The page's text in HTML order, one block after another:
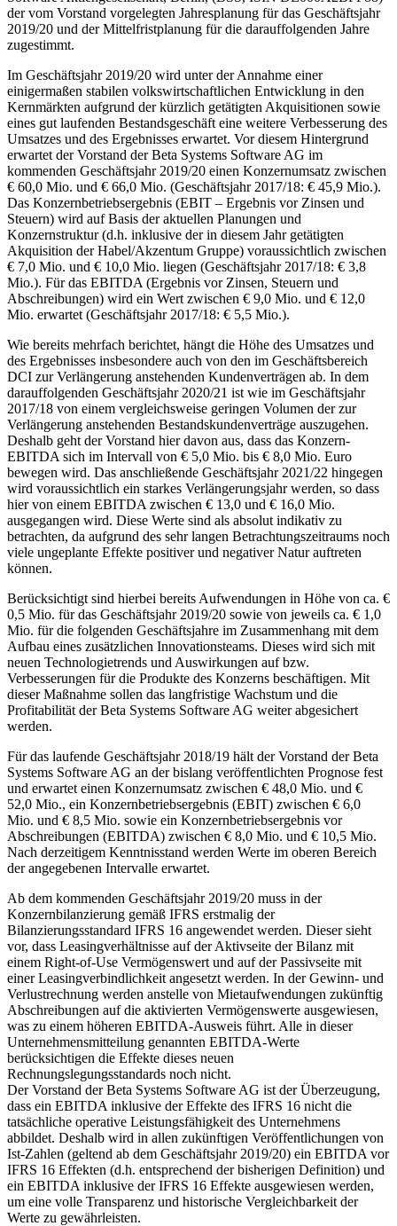
der vom Vorstand vorgelegten Jahresplanung für das Geschäftsjahr
2019/20 und der Mittelfristplanung für die darauffolgenden Jahre
zugestimmt.
Im Geschäftsjahr 2019/20 wird unter der Annahme einer
einigermaßen stabilen volkswirtschaftlichen Entwicklung in den
Kernmärkten aufgrund der kürzlich getätigten Akquisitionen sowie
eines gut laufenden Bestandsgeschäft eine weitere Verbesserung des
Umsatzes und des Ergebnisses erwartet. Vor diesem Hintergrund
erwartet der Vorstand der Beta Systems Software AG im
kommenden Geschäftsjahr 2019/20 einen Konzernumsatz zwischen
€ 60,0 Mio. und € 66,0 Mio. (Geschäftsjahr 2017/18: € 45,9 Mio.).
Das Konzernbetriebsergebnis (EBIT – Ergebnis vor Zinsen und
Steuern) wird auf Basis der aktuellen Planungen und
Konzernstruktur (d.h. inklusive der in diesem Jahr getätigten
Akquisition der Habel/Akzentum Gruppe) voraussichtlich zwischen
€ 7,0 Mio. und € 10,0 Mio. liegen (Geschäftsjahr 2017/18: € 3,8
Mio.). Für das EBITDA (Ergebnis vor Zinsen, Steuern und
Abschreibungen) wird ein Wert zwischen € 9,0 Mio. und € 12,0
Mio. erwartet (Geschäftsjahr 2017/18: € 5,5 Mio.).
Wie bereits mehrfach berichtet, hängt die Höhe des Umsatzes und
des Ergebnisses insbesondere auch von den im Geschäftsbereich
DCI zur Verlängerung anstehenden Kundenverträgen ab. In dem
darauffolgenden Geschäftsjahr 2020/21 ist wie im Geschäftsjahr
2017/18 von einem vergleichsweise geringen Volumen der zur
Verlängerung anstehenden Bestandskundenverträge auszugehen.
Deshalb geht der Vorstand hier davon aus, dass das Konzern-
EBITDA sich im Intervall von € 5,0 Mio. bis € 8,0 Mio. Euro
bewegen wird. Das anschließende Geschäftsjahr 2021/22 hingegen
wird voraussichtlich ein starkes Verlängerungsjahr werden, so dass
hier von einem EBITDA zwischen € 13,0 und € 16,0 Mio.
ausgegangen wird. Diese Werte sind als absolut indikativ zu
betrachten, da aufgrund des sehr langen Betrachtungszeitraums noch
viele ungeplante Effekte positiver und negativer Natur auftreten
können.
Berücksichtigt sind hierbei bereits Aufwendungen in Höhe von ca. €
0,5 Mio. für das Geschäftsjahr 2019/20 sowie von jeweils ca. € 1,0
Mio. für die folgenden Geschäftsjahre im Zusammenhang mit dem
Aufbau eines zusätzlichen Innovationsteams. Dieses wird sich mit
neuen Technologietrends und Auswirkungen auf bzw.
Verbesserungen für die Produkte des Konzerns beschäftigen. Mit
dieser Maßnahme sollen das langfristige Wachstum und die
Profitabilität der Beta Systems Software AG weiter abgesichert
werden.
Für das laufende Geschäftsjahr 2018/19 hält der Vorstand der Beta
Systems Software AG an der bislang veröffentlichten Prognose fest
und erwartet einen Konzernumsatz zwischen € 48,0 Mio. und €
52,0 Mio., ein Konzernbetriebsergebnis (EBIT) zwischen € 6,0
Mio. und € 8,5 Mio. sowie ein Konzernbetriebsergebnis vor
Abschreibungen (EBITDA) zwischen € 8,0 Mio. und € 10,5 Mio.
Nach derzeitigem Kenntnisstand werden Werte im oberen Bereich
der angegebenen Intervalle erwartet.
Ab dem kommenden Geschäftsjahr 2019/20 muss in der
Konzernbilanzierung gemäß IFRS erstmalig der
Bilanzierungsstandard IFRS 16 angewendet werden. Dieser sieht
vor, dass Leasingverhältnisse auf der Aktivseite der Bilanz mit
einem Right-of-Use Vermögenswert und auf der Passivseite mit
einer Leasingverbindlichkeit angesetzt werden. In der Gewinn- und
Verlustrechnung werden anstelle von Mietaufwendungen zukünftig
Abschreibungen auf die aktivierten Vermögenswerte ausgewiesen,
was zu einem höheren EBITDA-Ausweis führt. Alle in dieser
Unternehmensmitteilung genannten EBITDA-Werte
berücksichtigen die Effekte dieses neuen
Rechnungslegungsstandards noch nicht.
Der Vorstand der Beta Systems Software AG ist der Überzeugung,
dass ein EBITDA inklusive der Effekte des IFRS 16 nicht die
tatsächliche operative Leistungsfähigkeit des Unternehmens
abbildet. Deshalb wird in allen zukünftigen Veröffentlichungen von
Ist-Zahlen (geltend ab dem Geschäftsjahr 2019/20) ein EBITDA vor
IFRS 16 Effekten (d.h. entsprechend der bisherigen Definition) und
ein EBITDA inklusive der IFRS 16 Effekte ausgewiesen werden,
um eine volle Transparenz und historische Vergleichbarkeit der
Werte zu gewährleisten.